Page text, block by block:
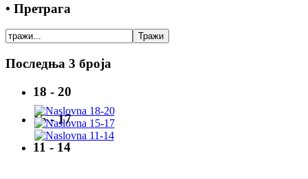
• Претрага
Последња 3 броја
18 - 20
15 - 17
11 - 14